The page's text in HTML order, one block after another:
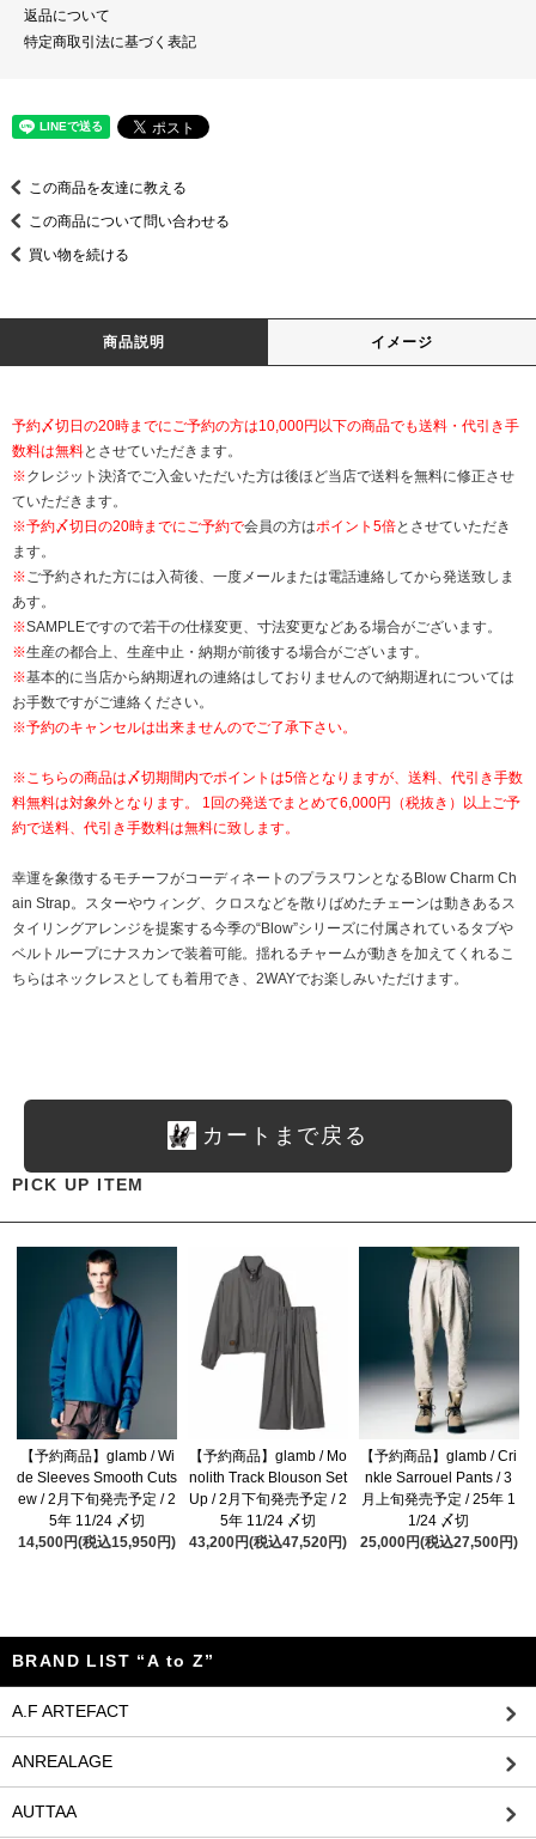
返品について
特定商取引法に基づく表記
この商品を友達に教える
この商品について問い合わせる
買い物を続ける
商品説明 イメージ
予約〆切日の20時までにご予約の方は10,000円以下の商品でも送料・代引き手
数料は無料とさせていただきます。
※クレジット決済でご入金いただいた方は後ほど当店で送料を無料に修正させ
ていただきます。
※予約〆切日の20時までにご予約で会員の方はポイント5倍とさせていただき
ます。
※ご予約された方には入荷後、一度メールまたは電話連絡してから発送致しま
あす。
※SAMPLEですので若干の仕様変更、寸法変更などある場合がございます。
※生産の都合上、生産中止・納期が前後する場合がございます。
※基本的に当店から納期遅れの連絡はしておりませんので納期遅れについては
お手数ですがご連絡ください。
※予約のキャンセルは出来ませんのでご了承下さい。
※こちらの商品は〆切期間内でポイントは5倍となりますが、送料、代引き手数
料無料は対象外となります。 1回の発送でまとめて6,000円（税抜き）以上ご予
約で送料、代引き手数料は無料に致します。
幸運を象徴するモチーフがコーディネートのプラスワンとなるBlow Charm Ch
ain Strap。スターやウィング、クロスなどを散りばめたチェーンは動きあるス
タイリングアレンジを提案する今季の“Blow”シリーズに付属されているタブや
ベルトループにナスカンで装着可能。揺れるチャームが動きを加えてくれるこ
ちらはネックレスとしても着用でき、2WAYでお楽しみいただけます。
カートまで戻る
PICK UP ITEM
【予約商品】glamb / Wi
de Sleeves Smooth Cuts
ew / 2月下旬発売予定 / 2
5年 11/24 〆切
14,500円(税込15,950円)
【予約商品】glamb / Mo
nolith Track Blouson Set
Up / 2月下旬発売予定 / 2
5年 11/24 〆切
43,200円(税込47,520円)
【予約商品】glamb / Cri
nkle Sarrouel Pants / 3
月上旬発売予定 / 25年 1
1/24 〆切
25,000円(税込27,500円)
BRAND LIST “A to Z”
A.F ARTEFACT
ANREALAGE
AUTTAA